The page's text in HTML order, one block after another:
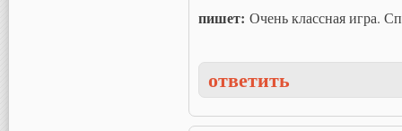
пишет: Очень классная игра.
ответить